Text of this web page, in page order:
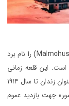
از دیگر جاذبه‌های مالمو می‌توان قلعه مالمو (Malmohus Castle) را نام برد
۱۴۳۷ ساخته شده است. این قلعه زمانی
محل اقامت پادشاهان دانمارک بوده و بعد از آن به عنوان زندان تا سال ۱۹۱۴
جهت بازدید عموم